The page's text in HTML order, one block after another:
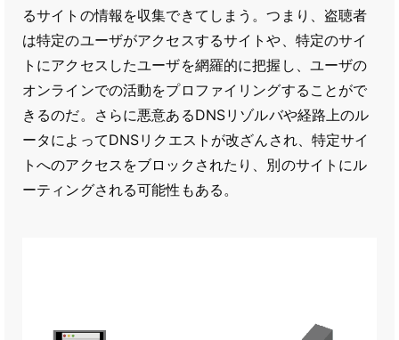
るサイトの情報を収集できてしまう。つまり、盗聴者
は特定のユーザがアクセスするサイトや、特定のサイ
トにアクセスしたユーザを網羅的に把握し、ユーザの
オンラインでの活動をプロファイリングすることがで
きるのだ。さらに悪意あるDNSリゾルバや経路上のル
ータによってDNSリクエストが改ざんされ、特定サイ
トへのアクセスをブロックされたり、別のサイトにル
ーティングされる可能性もある。